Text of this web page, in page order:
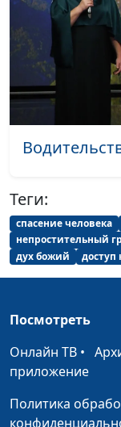
Теги:
спасение человека
непростительный
дух божий
доступ
Посмотреть
Онлайн ТВ •
приложение
Политика